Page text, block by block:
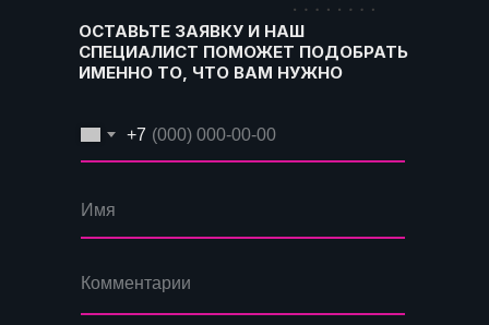
+7
ОСТАВЬТЕ ЗАЯВКУ И НАШ
СПЕЦИАЛИСТ ПОМОЖЕТ ПОДОБРАТЬ
ИМЕННО ТО, ЧТО ВАМ НУЖНО